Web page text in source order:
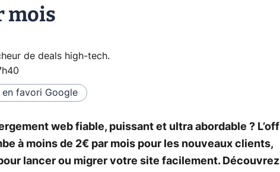
mois
de deals high-tech.
en favori Google
web fiable, puissant et ultra abordable ?
à moins de 2€ par mois pour les nouveaux clients,
lancer ou migrer votre site facilement. Découvrez